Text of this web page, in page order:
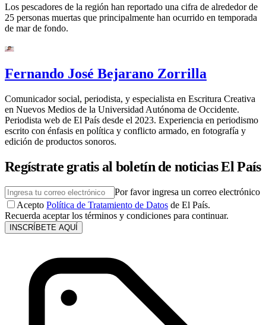
Los pescadores de la región han reportado una cifra de alrededor de
25 personas muertas que principalmente han ocurrido en temporada
de mar de fondo.
Fernando José Bejarano Zorrilla
Comunicador social, periodista, y especialista en Escritura Creativa
en Nuevos Medios de la Universidad Autónoma de Occidente.
Periodista web de El País desde el 2023. Experiencia en periodismo
escrito con énfasis en política y conflicto armado, en fotografía y
edición de productos sonoros.
Regístrate gratis al boletín de noticias El País
Por favor ingresa un correo electrónico
Acepto Política de Tratamiento de Datos de El País.
Recuerda aceptar los términos y condiciones para continuar.
INSCRÍBETE AQUÍ